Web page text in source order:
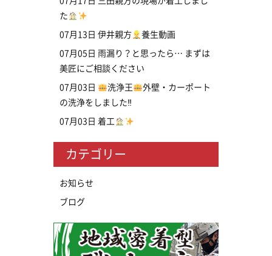
た
07月13日 伊井親方 養生動画
07月05日 雨漏り？と思ったら… まずは
美匠にご相談ください
07月03日 洗浄王
外壁・カーポート
の洗浄をしました‼
07月03日 着工
カテゴリー
お知らせ
ブログ